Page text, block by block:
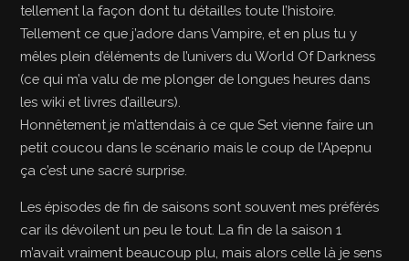
tellement la façon dont tu détailles toute l’histoire.
Tellement ce que j’adore dans Vampire, et en plus tu y
mêles plein d’éléments de l’univers du World Of Darkness
(ce qui m’a valu de me plonger de longues heures dans
les wiki et livres d’ailleurs).
Honnêtement je m’attendais à ce que Set vienne faire un
petit coucou dans le scénario mais le coup de l’Apepnu
ça c’est une sacré surprise.
Les épisodes de fin de saisons sont souvent mes préférés
car ils dévoilent un peu le tout. La fin de la saison 1
m’avait vraiment beaucoup plu, mais alors celle là je sens